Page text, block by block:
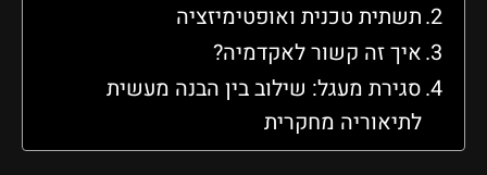
תשתית טכנית ואופטימיזציה
איך זה קשור לאקדמיה?
סגירת מעגל: שילוב בין הבנה מעשית
לתיאוריה מחקרית